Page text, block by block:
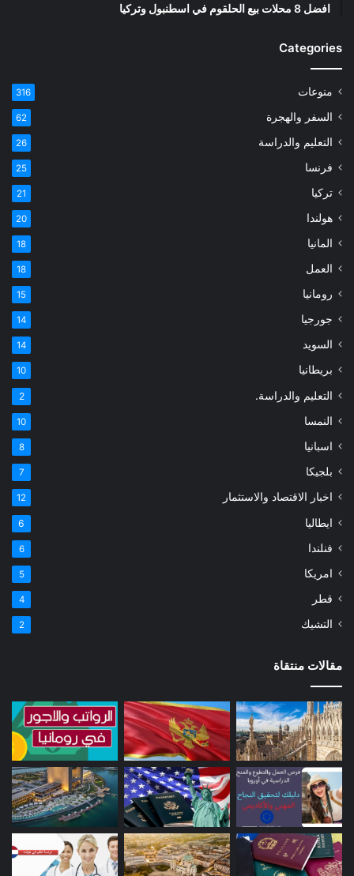
افضل 8 محلات بيع الحلقوم في اسطنبول وتركيا
Categories
منوعات 316
السفر والهجرة 62
التعليم والدراسة 26
فرنسا 25
تركيا 21
هولندا 20
المانيا 18
العمل 18
رومانيا 15
جورجيا 14
السويد 14
بريطانيا 10
التعليم والدراسة. 2
النمسا 10
اسبانيا 8
بلجيكا 7
اخبار الاقتصاد والاستثمار 12
ايطاليا 6
فنلندا 6
امريكا 5
قطر 4
التشيك 2
مقالات منتقاة